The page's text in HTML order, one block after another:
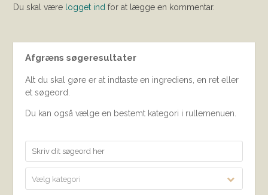
Du skal være logget ind for at lægge en kommentar.
Afgræns søgeresultater
Alt du skal gøre er at indtaste en ingrediens, en ret eller
et søgeord.
Du kan også vælge en bestemt kategori i rullemenuen.
Vælg kategori